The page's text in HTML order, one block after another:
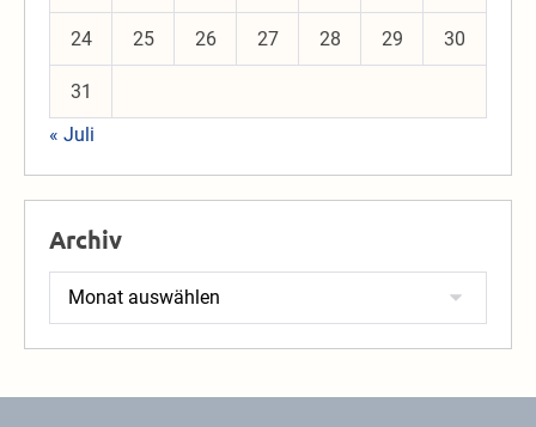
24 25 26 27 28 29 30
31
« Juli
Archiv
Archiv